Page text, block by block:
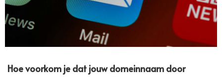
Hoe voorkom je dat jouw domeinnaam door